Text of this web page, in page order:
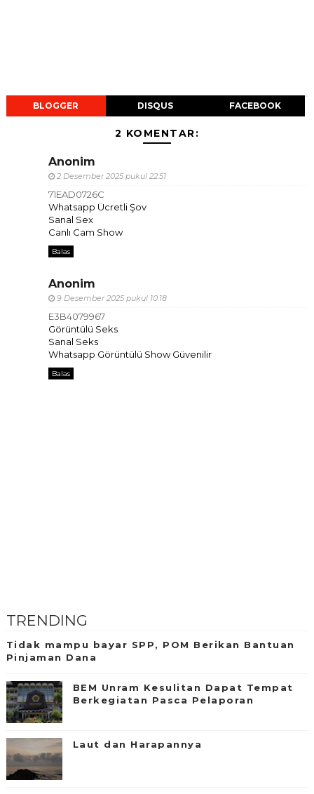
BLOGGER DISQUS FACEBOOK
2 KOMENTAR:
Anonim
2 Desember 2025 pukul 22.51
71EAD0726C
Whatsapp Ücretli Şov
Sanal Sex
Canlı Cam Show
Balas
Anonim
9 Desember 2025 pukul 10.18
E3B4079967
Görüntülü Seks
Sanal Seks
Whatsapp Görüntülü Show Güvenilir
Balas
TRENDING
Tidak mampu bayar SPP, POM Berikan Bantuan
Pinjaman Dana
BEM Unram Kesulitan Dapat Tempat
Berkegiatan Pasca Pelaporan
Laut dan Harapannya